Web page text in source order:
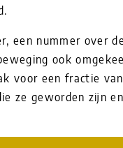
een nummer over
ook
voor een fractie
ze geworden zijn